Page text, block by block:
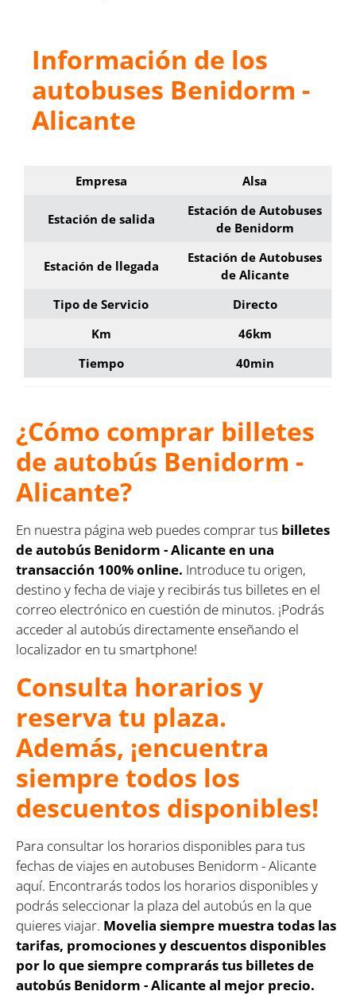
Información de los
autobuses Benidorm -
Alicante
Empresa Alsa
Estación de salida
Estación de Autobuses
de Benidorm
Estación de llegada
Estación de Autobuses
de Alicante
Tipo de Servicio
Directo
Km
46km
Tiempo
40min
¿Cómo comprar billetes
de autobús Benidorm -
Alicante?
En nuestra página web puedes comprar tus billetes
de autobús Benidorm - Alicante en una
transacción 100% online. Introduce tu origen,
destino y fecha de viaje y recibirás tus billetes en el
correo electrónico en cuestión de minutos. ¡Podrás
acceder al autobús directamente enseñando el
localizador en tu smartphone!
Consulta horarios y
reserva tu plaza.
Además, ¡encuentra
siempre todos los
descuentos disponibles!
Para consultar los horarios disponibles para tus
fechas de viajes en autobuses Benidorm - Alicante
aquí. Encontrarás todos los horarios disponibles y
podrás seleccionar la plaza del autobús en la que
quieres viajar. Movelia siempre muestra todas las
tarifas, promociones y descuentos disponibles
por lo que siempre comprarás tus billetes de
autobús Benidorm - Alicante al mejor precio.